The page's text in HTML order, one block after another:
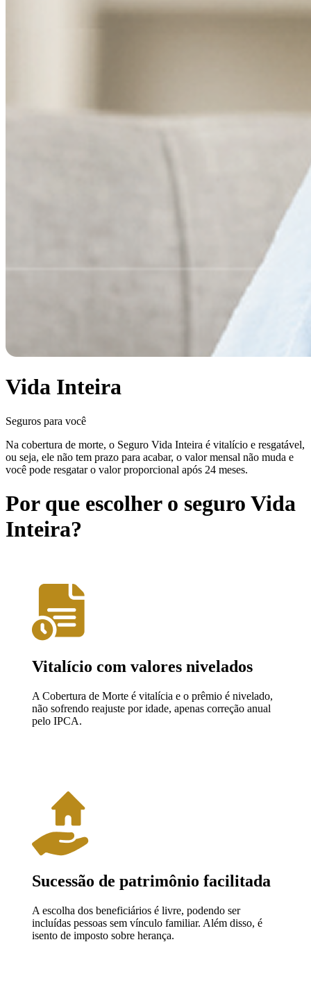
Vida Inteira
Seguros para você
Na cobertura de morte, o Seguro Vida Inteira é vitalício e resgatável,
ou seja, ele não tem prazo para acabar, o valor mensal não muda e
você pode resgatar o valor proporcional após 24 meses.
Por que escolher o seguro Vida
Inteira?
Vitalício com valores nivelados
A Cobertura de Morte é vitalícia e o prêmio é nivelado,
não sofrendo reajuste por idade, apenas correção anual
pelo IPCA.
Sucessão de patrimônio facilitada
A escolha dos beneficiários é livre, podendo ser
incluídas pessoas sem vínculo familiar. Além disso, é
isento de imposto sobre herança.